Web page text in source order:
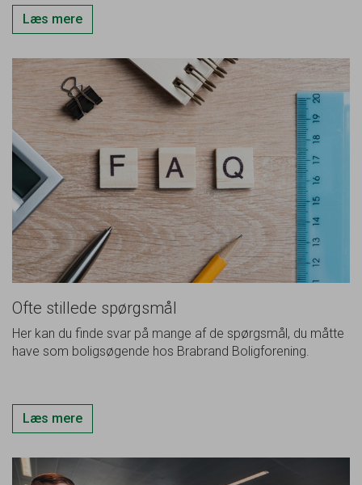
Læs mere
Ofte stillede spørgsmål
Her kan du finde svar på mange af de spørgsmål, du måtte
have som boligsøgende hos Brabrand Boligforening.
Læs mere